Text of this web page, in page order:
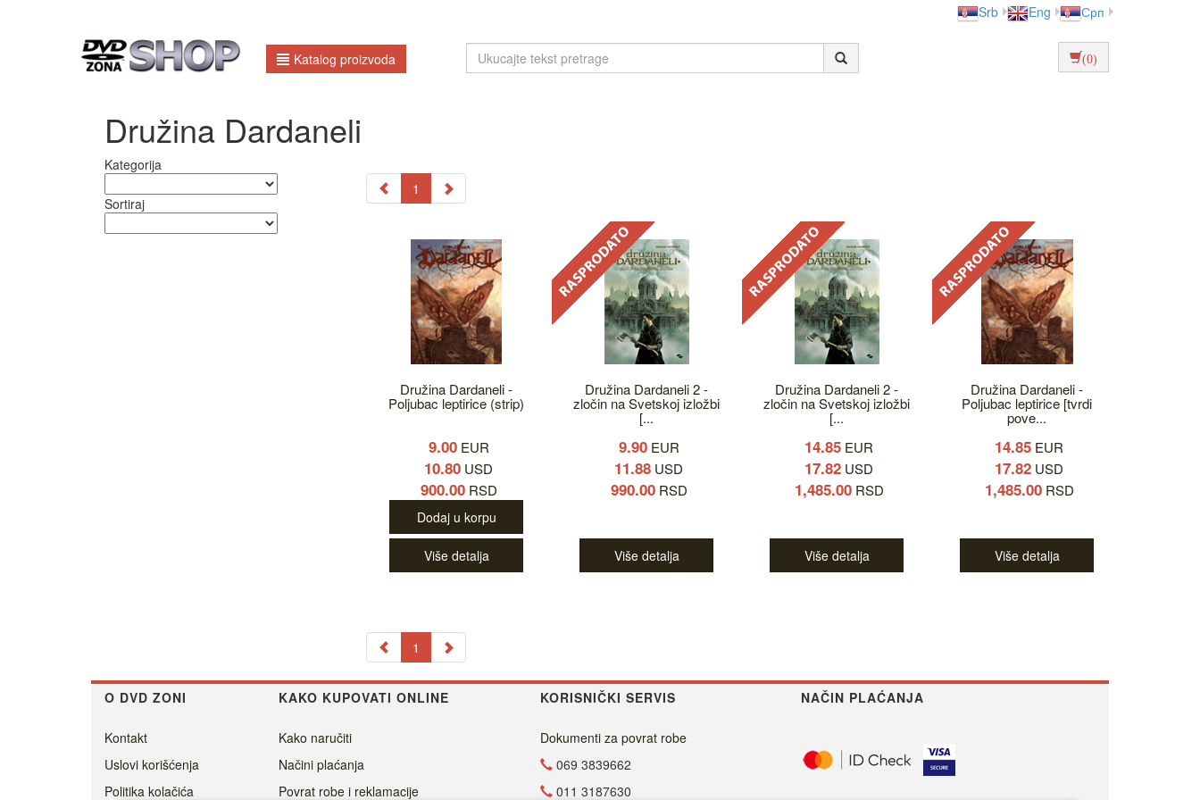
Srb Eng Срп
Katalog proizvoda (0)
Družina Dardaneli
Kategorija
Sortiraj
1
Družina Dardaneli -
Poljubac leptirice (strip)
9.00EUR
10.80 USD
900.00RSD
Dodaj u korpu
Više detalja
Družina Dardaneli 2 -
zločin na Svetskoj izložbi
[...
9.90EUR
11.88 USD
990.00RSD
Više detalja
Družina Dardaneli 2 -
zločin na Svetskoj izložbi
[...
14.85 EUR
17.82 USD
1,485.00RSD
Više detalja
Družina Dardaneli -
Poljubac leptirice [tvrdi
pove...
14.85 EUR
17.82 USD
1,485.00RSD
Više detalja
1
O DVD ZONI KAKO KUPOVATI ONLINE KORISNIČKI SERVIS NAČIN PLAĆANJA
Kontakt
Uslovi korišćenja
Politika kolačića
Kako naručiti
Načini plaćanja
Povrat robe i reklamacije
Dokumenti za povrat robe
069 3839662
011 3187630